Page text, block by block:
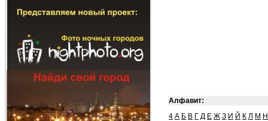
Алфавит:
4 А Б В Г Д Е Ж З И Й К Л М Н